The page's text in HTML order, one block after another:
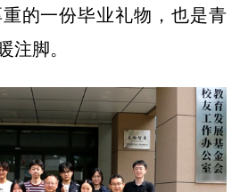
的一份毕业礼物，也是青
注脚。